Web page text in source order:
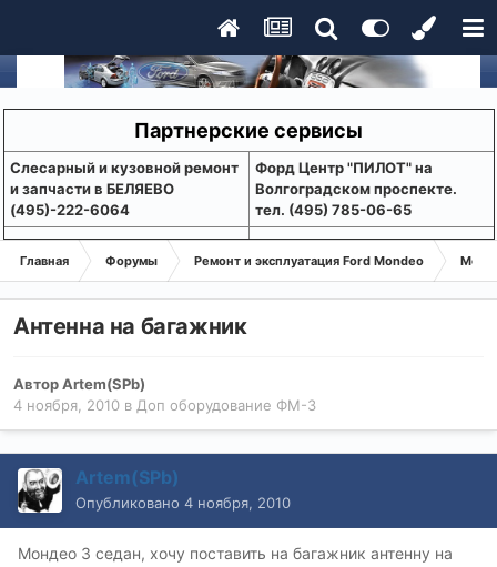
Партнерские сервисы
Слесарный и кузовной ремонт
и запчасти в БЕЛЯЕВО
(495)-222-6064
Форд Центр "ПИЛОТ" на
Волгоградском проспекте.
тел. (495) 785-06-65
Главная Форумы Ремонт и эксплуатация Ford Mondeo
Антенна на багажник
АвторArtem(SPb)
4 ноября, 2010 в Доп оборудование ФМ-3
Artem(SPb)
Опубликовано 4 ноября, 2010
Мондео 3 седан, хочу поставить на багажник антенну на